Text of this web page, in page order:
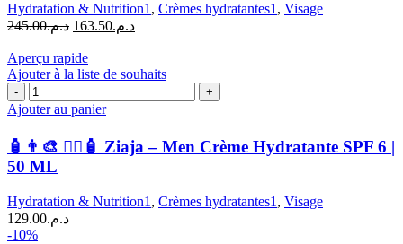
Émulsion
hydratante
40
ml
Hydratation & Nutrition1, Crèmes hydratantes1, Visage
د.م.245.00
Le
initial
était :
د.م.163.50
Le
est :
د.م.163.50.
Aperçu rapide
Ajouter à la liste de souhaits
quantité
de
👨‍🎨
🧍‍♂️
🧴
–
Men
Crème
Ajouter au panier
🧴👨‍🎨 🧍‍♂️🧴 Ziaja – Men Crème Hydratante SPF 6 |
50 ML
Hydratation & Nutrition1 , Crèmes hydratantes1 , Visage
د.م.129.00
-10%